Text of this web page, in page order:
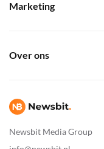
Newsbit Media Group
Marketing
Over ons